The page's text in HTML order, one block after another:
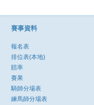
賽事資料
報名表
排位表(本地)
賠率
賽果
騎師分場表
練馬師分場表